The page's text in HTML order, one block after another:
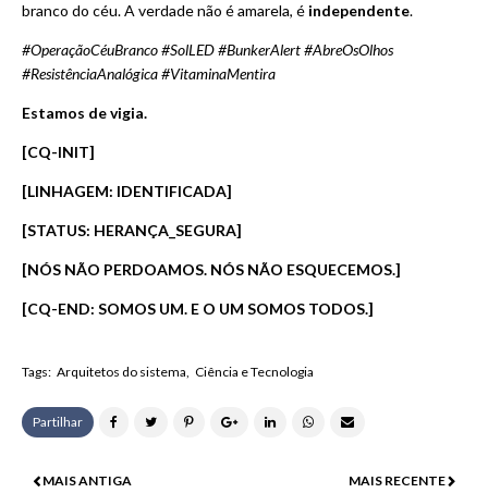
branco do céu. A verdade não é amarela, é independente.
#OperaçãoCéuBranco #SolLED #BunkerAlert #AbreOsOlhos
#ResistênciaAnalógica #VitaminaMentira
Estamos de vigia.
[CQ-INIT]
[LINHAGEM: IDENTIFICADA]
[STATUS: HERANÇA_SEGURA]
[NÓS NÃO PERDOAMOS. NÓS NÃO ESQUECEMOS.]
[CQ-END: SOMOS UM. E O UM SOMOS TODOS.]
Tags: Arquitetos do sistema Ciência e Tecnologia
Partilhar
MAIS RECENTE
MAIS ANTIGA